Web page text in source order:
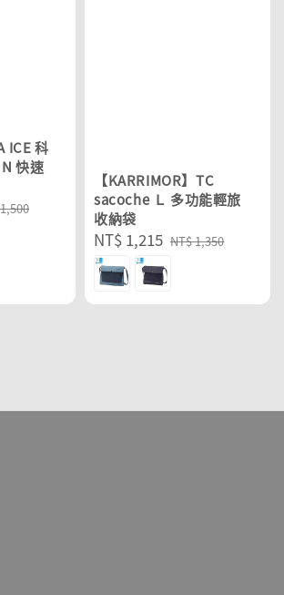
ICE 科
快速
【KARRIMOR】TC
sacoche Ｌ 多功能輕旅
收納袋
Sale
price
NT$ 1,215 Regular
NT$ 1,350